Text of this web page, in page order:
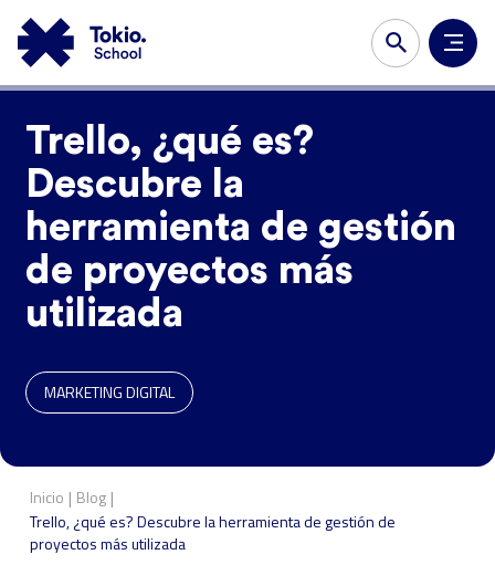
Trello, ¿qué es?
Descubre la
herramienta de gestión
de proyectos más
utilizada
MARKETING DIGITAL
Inicio | Blog |
Trello, ¿qué es? Descubre la herramienta de gestión de
proyectos más utilizada